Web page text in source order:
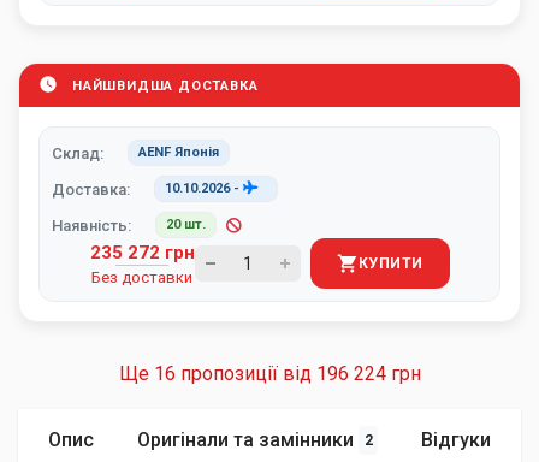
НАЙШВИДША ДОСТАВКА
Склад: AENF Японія
Доставка: 10.10.2026-
Наявність: 20 шт.
235 272 грн
Без доставки
КУПИТИ
Ще 16 пропозиції від 196 224 грн
Опис Оригінали та замінники 2 Відгуки